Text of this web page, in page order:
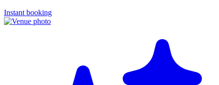
Instant booking